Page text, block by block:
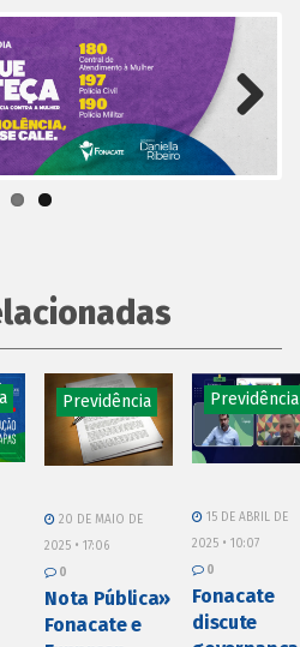
Previdência
20 DE MAIO DE
2025 • 17:06
0
Nota Pública»
Fonacate e
Previdência
15 DE ABRIL DE
2025 • 10:07
0
Fonacate
discute